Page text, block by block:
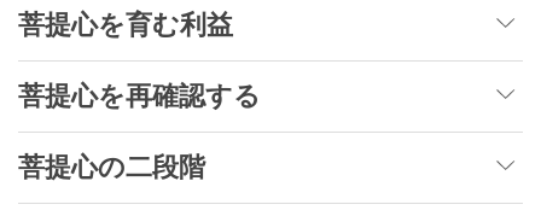
菩提心を育む利益
菩提心を再確認する
菩提心の二段階